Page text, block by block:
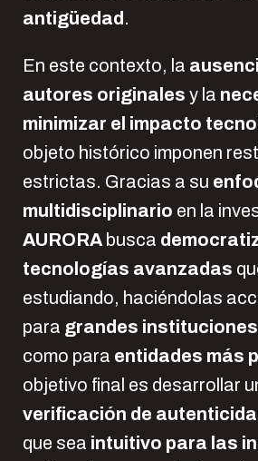
antigüedad .
En este contexto, la
autores originales y la
minimizar el impacto
objeto histórico imponen
estrictas. Gracias a su
multidisciplinario en la
AURORA busca
tecnologías avanzadas
estudiando, haciéndolas
para grandes
como para entidades más
objetivo final es desarrollar
verificación de
que sea intuitivo para las